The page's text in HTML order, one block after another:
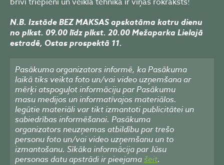
N.B. Izstāde BEZ MAKSAS apskatāma katru dienu
no plkst. 09.00 līdz plkst. 20.00 Mežaparka Lielajā
estradē, Ostas prospektā 11.
Pasākuma organizators informē, ka Pasākuma
laikā tiks veikta foto un/vai video uzņemšana ar
mērķi atspoguļot informāciju par Pasākumu
masu medijos un informatīvajos materiālos.
Iegūtie materiāli var tikt izmantoti publicitātei un
sabiedrības informēšanai. Pasākuma
organizators neuzņemas atbildību par trešo
personu foto un/vai video uzņemšanu un to
izmantošanu. Sīkāka informācija par Jūsu
personas datu apstrādi ir pieejamašeit.